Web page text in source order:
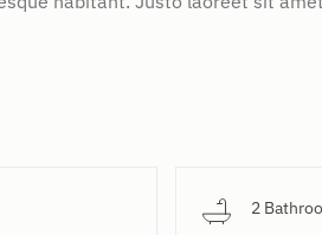
2